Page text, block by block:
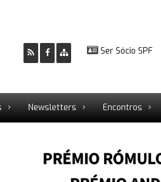
Ser Sócio SPF
Newsletters Encontros